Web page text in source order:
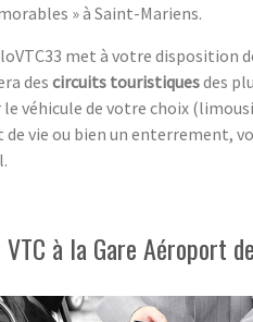
» à Saint-Mariens.
met à votre disposition
des circuits touristiquesdes
véhicule de votre choix
vie ou bien un enterrement,
VTC à la Gare Aéroport